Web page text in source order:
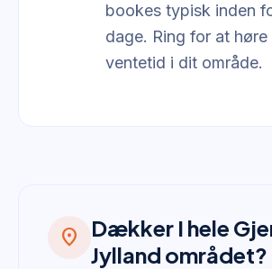
bookes typisk inden
dage. Ring for at
ventetid i dit område.
location_on
Dækker I hele
Jylland området?